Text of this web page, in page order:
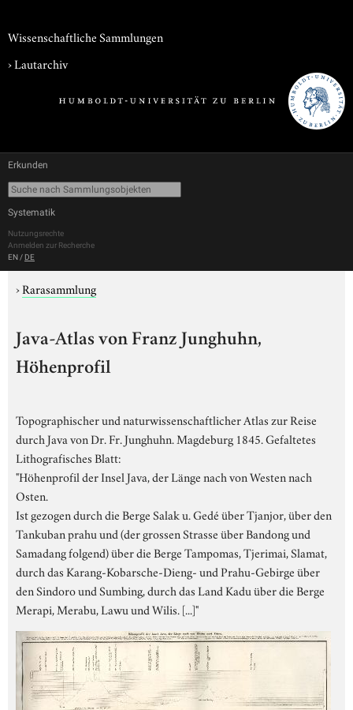
Wissenschaftliche Sammlungen
›Lautarchiv
Erkunden
Systematik
Nutzungsrechte
Anmelden zur Recherche
EN / DE
›Rarasammlung
Java-Atlas von Franz Junghuhn,
Höhenprofil
Topographischer und naturwissenschaftlicher Atlas zur Reise
durch Java von Dr. Fr. Junghuhn. Magdeburg 1845. Gefaltetes
Lithografisches Blatt:
"Höhenprofil der Insel Java, der Länge nach von Westen nach
Osten.
Ist gezogen durch die Berge Salak u. Gedé über Tjanjor, über den
Tankuban prahu und (der grossen Strasse über Bandong und
Samadang folgend) über die Berge Tampomas, Tjerimai, Slamat,
durch das Karang-Kobarsche-Dieng- und Prahu-Gebirge über
den Sindoro und Sumbing, durch das Land Kadu über die Berge
Merapi, Merabu, Lawu und Wilis. [...]"